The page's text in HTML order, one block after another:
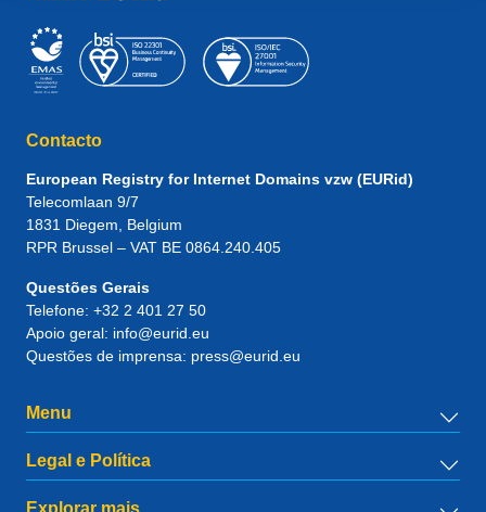
Contacto
European Registry for Internet Domains vzw (EURid)
Telecomlaan 9/7
1831 Diegem , Belgium
RPR Brussel – VAT BE 0864.240.405
Questões Gerais
Telefone: +32 2 401 27 50
Apoio geral: info@eurid.eu
Questões de imprensa: press@eurid.eu
Menu
Legal e Política
Explorar mais